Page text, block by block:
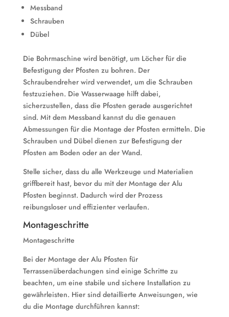
Messband
Schrauben
Dübel
Die Bohrmaschine wird benötigt, um Löcher für die
Befestigung der Pfosten zu bohren. Der
Schraubendreher wird verwendet, um die Schrauben
festzuziehen. Die Wasserwaage hilft dabei,
sicherzustellen, dass die Pfosten gerade ausgerichtet
sind. Mit dem Messband kannst du die genauen
Abmessungen für die Montage der Pfosten ermitteln. Die
Schrauben und Dübel dienen zur Befestigung der
Pfosten am Boden oder an der Wand.
Stelle sicher, dass du alle Werkzeuge und Materialien
griffbereit hast, bevor du mit der Montage der Alu
Pfosten beginnst. Dadurch wird der Prozess
reibungsloser und effizienter verlaufen.
Montageschritte
Montageschritte
Bei der Montage der Alu Pfosten für
Terrassenüberdachungen sind einige Schritte zu
beachten, um eine stabile und sichere Installation zu
gewährleisten. Hier sind detaillierte Anweisungen, wie
du die Montage durchführen kannst: